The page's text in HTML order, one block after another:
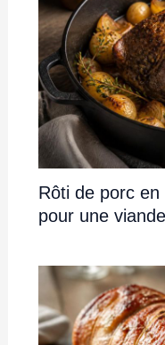
Rôti de porc
pour une